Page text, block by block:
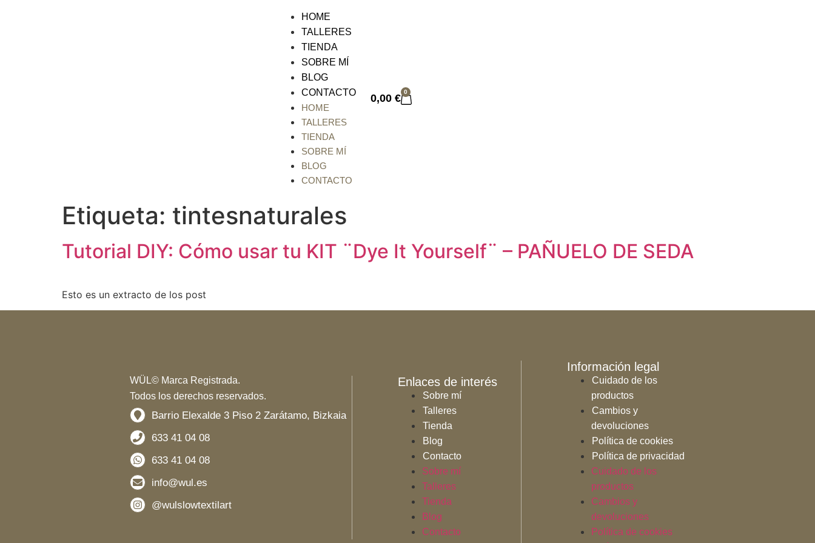
HOME
TALLERES
TIENDA
SOBRE MÍ
BLOG
CONTACTO
HOME
TALLERES
TIENDA
SOBRE MÍ
BLOG
CONTACTO
0,00 €
0
Etiqueta: tintesnaturales
Tutorial DIY: Cómo usar tu KIT ¨Dye It Yourself¨ – PAÑUELO DE SEDA
Esto es un extracto de los post
WÜL© Marca Registrada.
Todos los derechos reservados.
Barrio Elexalde 3 Piso 2 Zarátamo, Bizkaia
633 41 04 08
633 41 04 08
info@wul.es
@wulslowtextilart
Enlaces de interés
Sobre mí
Talleres
Tienda
Blog
Contacto
Sobre mí
Talleres
Tienda
Blog
Contacto
Información legal
Cuidado de los
productos
Cambios y
devoluciones
Política de cookies
Política de privacidad
Cuidado de los
productos
Cambios y
devoluciones
Política de cookies